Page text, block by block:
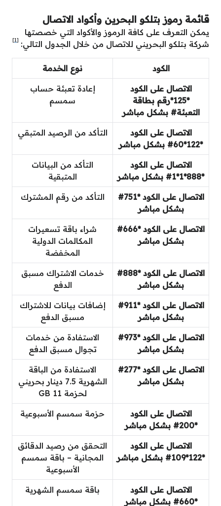
قائمة رموز بتلكو البحرين وأكواد الاتصال
يمكن التعرف على كافة الرموز والأكواد التي خصصتها
شركة بتلكو البحريني للاتصال من خلال الجدول التالي:
[1]
الكود نوع الخدمة
الاتصال على الكود
*125*رقم بطاقة
التعبئة# بشكل مباشر
إعادة تعبئة حساب
سمسم
الاتصال على الكود
*122*60# بشكل مباشر
التأكد من الرصيد المتبقي
الاتصال على الكود
*888*1*1# بشكل مباشر
التأكد من البيانات
المتبقية
الاتصال على الكود *751#
بشكل مباشر
التأكد من رقم المشترك
الاتصال على الكود *666#
بشكل مباشر
شراء باقة تسعيرات
المكالمات الدولية
المخفضة
الاتصال على الكود *888#
بشكل مباشر
خدمات الاشتراك مسبق
الدفع
الاتصال على الكود *911#
بشكل مباشر
إضافات بيانات للاشتراك
مسبق الدفع
الاتصال على الكود *973#
بشكل مباشر
الاستفادة من خدمات
تجوال مسبق الدفع
الاتصال على الكود *277#
بشكل مباشر
الاستفادة من الباقة
الشهرية 7.5 دينار بحريني
لحزمة 11 GB
الاتصال على الكود
*200# بشكل مباشر
حزمة سمسم الأسبوعية
الاتصال على الكود
*122*109# بشكل مباشر
التحقق من رصيد الدقائق
المجانية – باقة سمسم
الأسبوعية
الاتصال على الكود
*660# بشكل مباشر
باقة سمسم الشهرية